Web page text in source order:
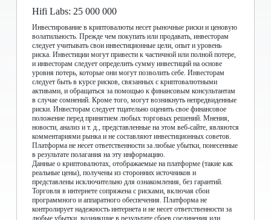
Hifi Labs: 25 000 000
Инвестирование в криптовалюты несет рыночные риски и ценовую
волатильность. Прежде чем покупать или продавать, инвесторам
следует учитывать свои инвестиционные цели, опыт и уровень
риска. Инвестиции могут привести к частичной или полной потере,
и инвесторам следует определить сумму инвестиций на основе
уровня потерь, которые они могут позволить себе. Инвесторам
следует быть в курсе рисков, связанных с криптовалютными
активами, и обращаться за помощью к финансовым консультантам
в случае сомнений. Кроме того, могут возникнуть непредвиденные
риски. Инвесторам следует тщательно оценить свое финансовое
положение перед принятием любых торговых решений. Мнения,
новости, анализ и т. д., представленные на этом веб-сайте, являются
комментариями рынка и не составляют инвестиционных советов.
Платформа не несет ответственности за любые убытки, понесенные
в результате полагания на эту информацию.
Данные о криптовалютах, отображаемые на платформе (такие как
реальные цены), получены из сторонних источников и
представлены исключительно для ознакомления, без гарантий.
Торговля в интернете сопряжена с рисками, включая сбои
программного и аппаратного обеспечения. Платформа не
контролирует надежность интернета и не несет ответственности за
любые убытки, возникшие в результате сбоев соединения или